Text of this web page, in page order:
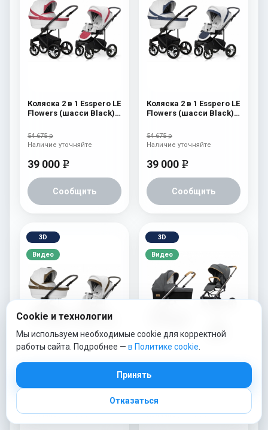
Коляска 2 в 1 Esspero LE
Flowers (шасси Black)
54 675 р
39 000 e
Сообщить
Наличие уточняйте
Коляска 2 в 1 Esspero LE
Flowers (шасси Black)
54 675 р
39 000 e
Сообщить
Наличие уточняйте
3D
Видео
Коляска 2 в 1 Esspero LE
Наличие уточняйте
3D
Видео
Коляска 2 в 1 Esspero
69 490 р
Наличие уточняйте
Cookie и технологии
Мы используем необходимые cookie для корректной
работы сайта. Подробнее — в Политике cookie
Принять
Отказаться